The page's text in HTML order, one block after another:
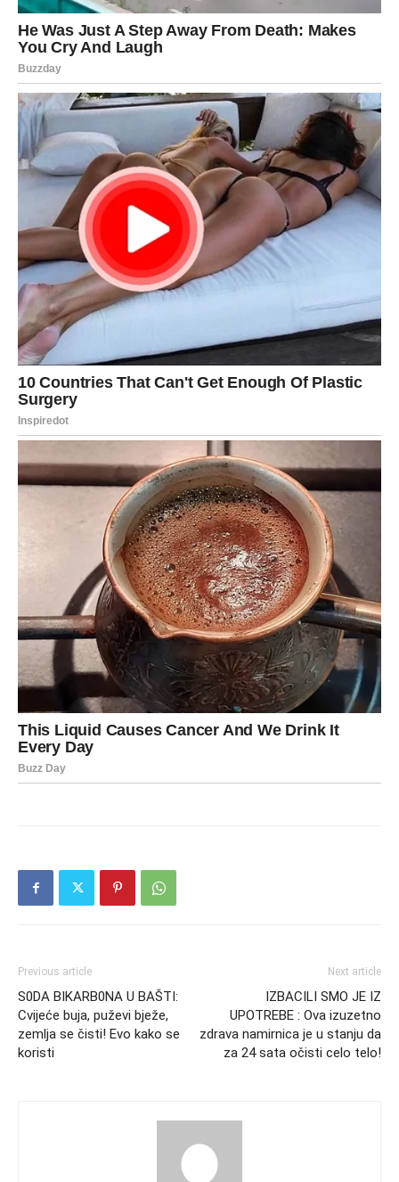
Previous article
S0DA BIKARB0NA U BAŠTI:
Cvijeće buja, puževi bježe,
zemlja se čisti! Evo kako se
koristi
Next article
IZBACILI SMO JE IZ
UPOTREBE : Ova izuzetno
zdrava namirnica je u stanju da
za 24 sata očisti celo telo!